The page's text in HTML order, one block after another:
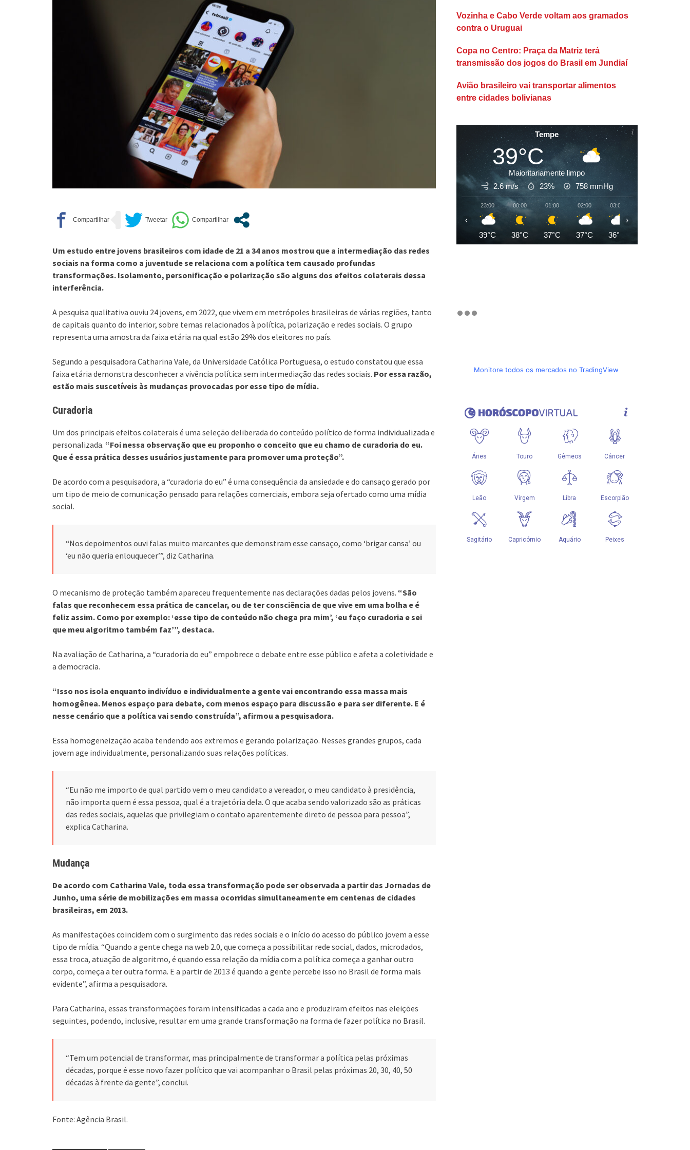
Um estudo entre jovens brasileiros com idade de 21 a 34 anos mostrou que a intermediação das redes
sociais na forma como a juventude se relaciona com a política tem causado profundas
transformações. Isolamento, personificação e polarização são alguns dos efeitos colaterais dessa
interferência.
A pesquisa qualitativa ouviu 24 jovens, em 2022, que vivem em metrópoles brasileiras de várias regiões, tanto
de capitais quanto do interior, sobre temas relacionados à política, polarização e redes sociais. O grupo
representa uma amostra da faixa etária na qual estão 29% dos eleitores no país.
Segundo a pesquisadora Catharina Vale, da Universidade Católica Portuguesa, o estudo constatou que essa
faixa etária demonstra desconhecer a vivência política sem intermediação das redes sociais. Por essa razão,
estão mais suscetíveis às mudanças provocadas por esse tipo de mídia.
Curadoria
Um dos principais efeitos colaterais é uma seleção deliberada do conteúdo político de forma individualizada e
personalizada. “Foi nessa observação que eu proponho o conceito que eu chamo de curadoria do eu.
Que é essa prática desses usuários justamente para promover uma proteção”.
De acordo com a pesquisadora, a “curadoria do eu” é uma consequência da ansiedade e do cansaço gerado por
um tipo de meio de comunicação pensado para relações comerciais, embora seja ofertado como uma mídia
social.
“Nos depoimentos ouvi falas muito marcantes que demonstram esse cansaço, como ‘brigar cansa’ ou
‘eu não queria enlouquecer’”, diz Catharina.
O mecanismo de proteção também apareceu frequentemente nas declarações dadas pelos jovens. “São
falas que reconhecem essa prática de cancelar, ou de ter consciência de que vive em uma bolha e é
feliz assim. Como por exemplo: ‘esse tipo de conteúdo não chega pra mim’, ‘eu faço curadoria e sei
que meu algoritmo também faz’”, destaca.
Na avaliação de Catharina, a “curadoria do eu” empobrece o debate entre esse público e afeta a coletividade e
a democracia.
“Isso nos isola enquanto indivíduo e individualmente a gente vai encontrando essa massa mais
homogênea. Menos espaço para debate, com menos espaço para discussão e para ser diferente. E é
nesse cenário que a política vai sendo construída”, afirmou a pesquisadora.
Essa homogeneização acaba tendendo aos extremos e gerando polarização. Nesses grandes grupos, cada
jovem age individualmente, personalizando suas relações políticas.
“Eu não me importo de qual partido vem o meu candidato a vereador, o meu candidato à presidência,
não importa quem é essa pessoa, qual é a trajetória dela. O que acaba sendo valorizado são as práticas
das redes sociais, aquelas que privilegiam o contato aparentemente direto de pessoa para pessoa”,
explica Catharina.
Mudança
De acordo com Catharina Vale, toda essa transformação pode ser observada a partir das Jornadas de
Junho, uma série de mobilizações em massa ocorridas simultaneamente em centenas de cidades
brasileiras, em 2013.
As manifestações coincidem com o surgimento das redes sociais e o início do acesso do público jovem a esse
tipo de mídia. “Quando a gente chega na web 2.0, que começa a possibilitar rede social, dados, microdados,
essa troca, atuação de algoritmo, é quando essa relação da mídia com a política começa a ganhar outro
corpo, começa a ter outra forma. E a partir de 2013 é quando a gente percebe isso no Brasil de forma mais
evidente”, afirma a pesquisadora.
Para Catharina, essas transformações foram intensificadas a cada ano e produziram efeitos nas eleições
seguintes, podendo, inclusive, resultar em uma grande transformação na forma de fazer política no Brasil.
“Tem um potencial de transformar, mas principalmente de transformar a política pelas próximas
décadas, porque é esse novo fazer político que vai acompanhar o Brasil pelas próximas 20, 30, 40, 50
décadas à frente da gente”, conclui.
Fonte: Agência Brasil.
Vozinha e Cabo Verde voltam aos gramados
contra o Uruguai
Copa no Centro: Praça da Matriz terá
transmissão dos jogos do Brasil em Jundiaí
Avião brasileiro vai transportar alimentos
entre cidades bolivianas
Tempe
39°C
Maioritariamente limpo
2.6 m/s
23% 758 mmHg
23:00
39°C
00:00
38°C
01:00
37°C
02:00
37°C
03:00
36°C
‹ ›
Monitore todos os mercados no TradingView